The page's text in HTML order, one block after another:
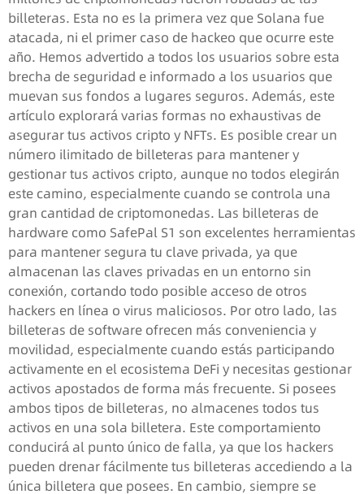
billeteras. Esta no es la primera vez que Solana fue
atacada, ni el primer caso de hackeo que ocurre este
año. Hemos advertido a todos los usuarios sobre esta
brecha de seguridad e informado a los usuarios que
muevan sus fondos a lugares seguros. Además, este
artículo explorará varias formas no exhaustivas de
asegurar tus activos cripto y NFTs. Es posible crear un
número ilimitado de billeteras para mantener y
gestionar tus activos cripto, aunque no todos elegirán
este camino, especialmente cuando se controla una
gran cantidad de criptomonedas. Las billeteras de
hardware como SafePal S1 son excelentes herramientas
para mantener segura tu clave privada, ya que
almacenan las claves privadas en un entorno sin
conexión, cortando todo posible acceso de otros
hackers en línea o virus maliciosos. Por otro lado, las
billeteras de software ofrecen más conveniencia y
movilidad, especialmente cuando estás participando
activamente en el ecosistema DeFi y necesitas gestionar
activos apostados de forma más frecuente. Si posees
ambos tipos de billeteras, no almacenes todos tus
activos en una sola billetera. Este comportamiento
conducirá al punto único de falla, ya que los hackers
pueden drenar fácilmente tus billeteras accediendo a la
única billetera que posees. En cambio, siempre se